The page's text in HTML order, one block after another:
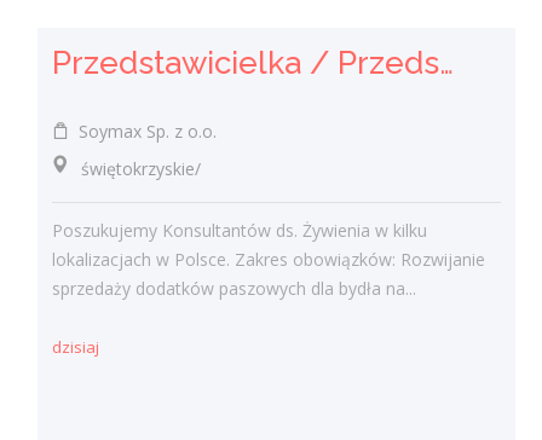
Przedstawicielka / Przedstawiciel Handlowy ds. Żywienia Zwierząt
Soymax Sp. z o.o.
świętokrzyskie/
Poszukujemy Konsultantów ds. Żywienia w kilku
lokalizacjach w Polsce. Zakres obowiązków: Rozwijanie
sprzedaży dodatków paszowych dla bydła na...
dzisiaj